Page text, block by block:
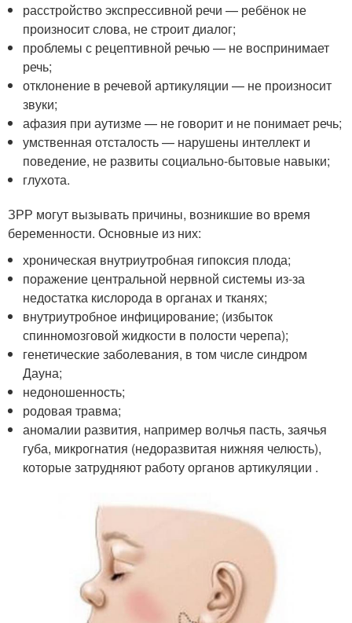
расстройство экспрессивной речи — ребёнок не
произносит слова, не строит диалог;
проблемы с рецептивной речью — не воспринимает
речь;
отклонение в речевой артикуляции — не произносит
звуки;
афазия при аутизме — не говорит и не понимает речь;
умственная отсталость — нарушены интеллект и
поведение, не развиты социально-бытовые навыки;
глухота.
ЗРР могут вызывать причины, возникшие во время
беременности. Основные из них:
хроническая внутриутробная гипоксия плода;
поражение центральной нервной системы из-за
недостатка кислорода в органах и тканях;
внутриутробное инфицирование; (избыток
спинномозговой жидкости в полости черепа);
генетические заболевания, в том числе синдром
Дауна;
недоношенность;
родовая травма;
аномалии развития, например волчья пасть, заячья
губа, микрогнатия (недоразвитая нижняя челюсть),
которые затрудняют работу органов артикуляции .